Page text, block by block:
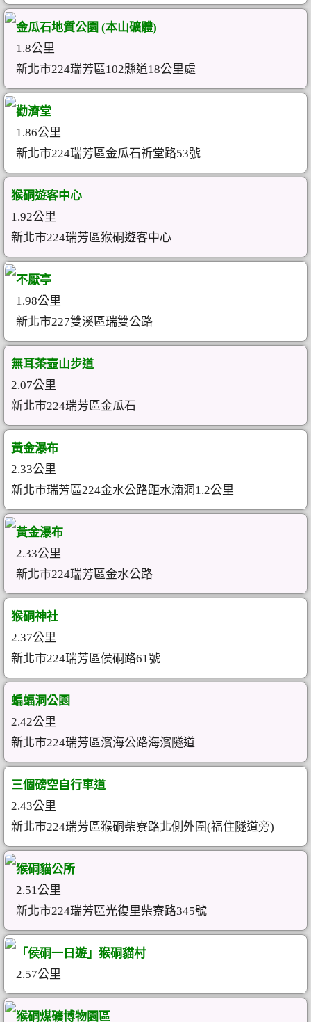
金瓜石地質公園 (本山礦體)
1.8公里
新北市224瑞芳區102縣道18公里處
勸濟堂
1.86公里
新北市224瑞芳區金瓜石祈堂路53號
猴硐遊客中心
1.92公里
新北市224瑞芳區猴硐遊客中心
不厭亭
1.98公里
新北市227雙溪區瑞雙公路
無耳茶壺山步道
2.07公里
新北市224瑞芳區金瓜石
黃金瀑布
2.33公里
新北市瑞芳區224金水公路距水湳洞1.2公里
黃金瀑布
2.33公里
新北市224瑞芳區金水公路
猴硐神社
2.37公里
新北市224瑞芳區侯硐路61號
蝙蝠洞公園
2.42公里
新北市224瑞芳區濱海公路海濱隧道
三個磅空自行車道
2.43公里
新北市224瑞芳區猴硐柴寮路北側外圍(福住隧道旁)
猴硐貓公所
2.51公里
新北市224瑞芳區光復里柴寮路345號
「侯硐一日遊」猴硐貓村
2.57公里
猴硐煤礦博物園區